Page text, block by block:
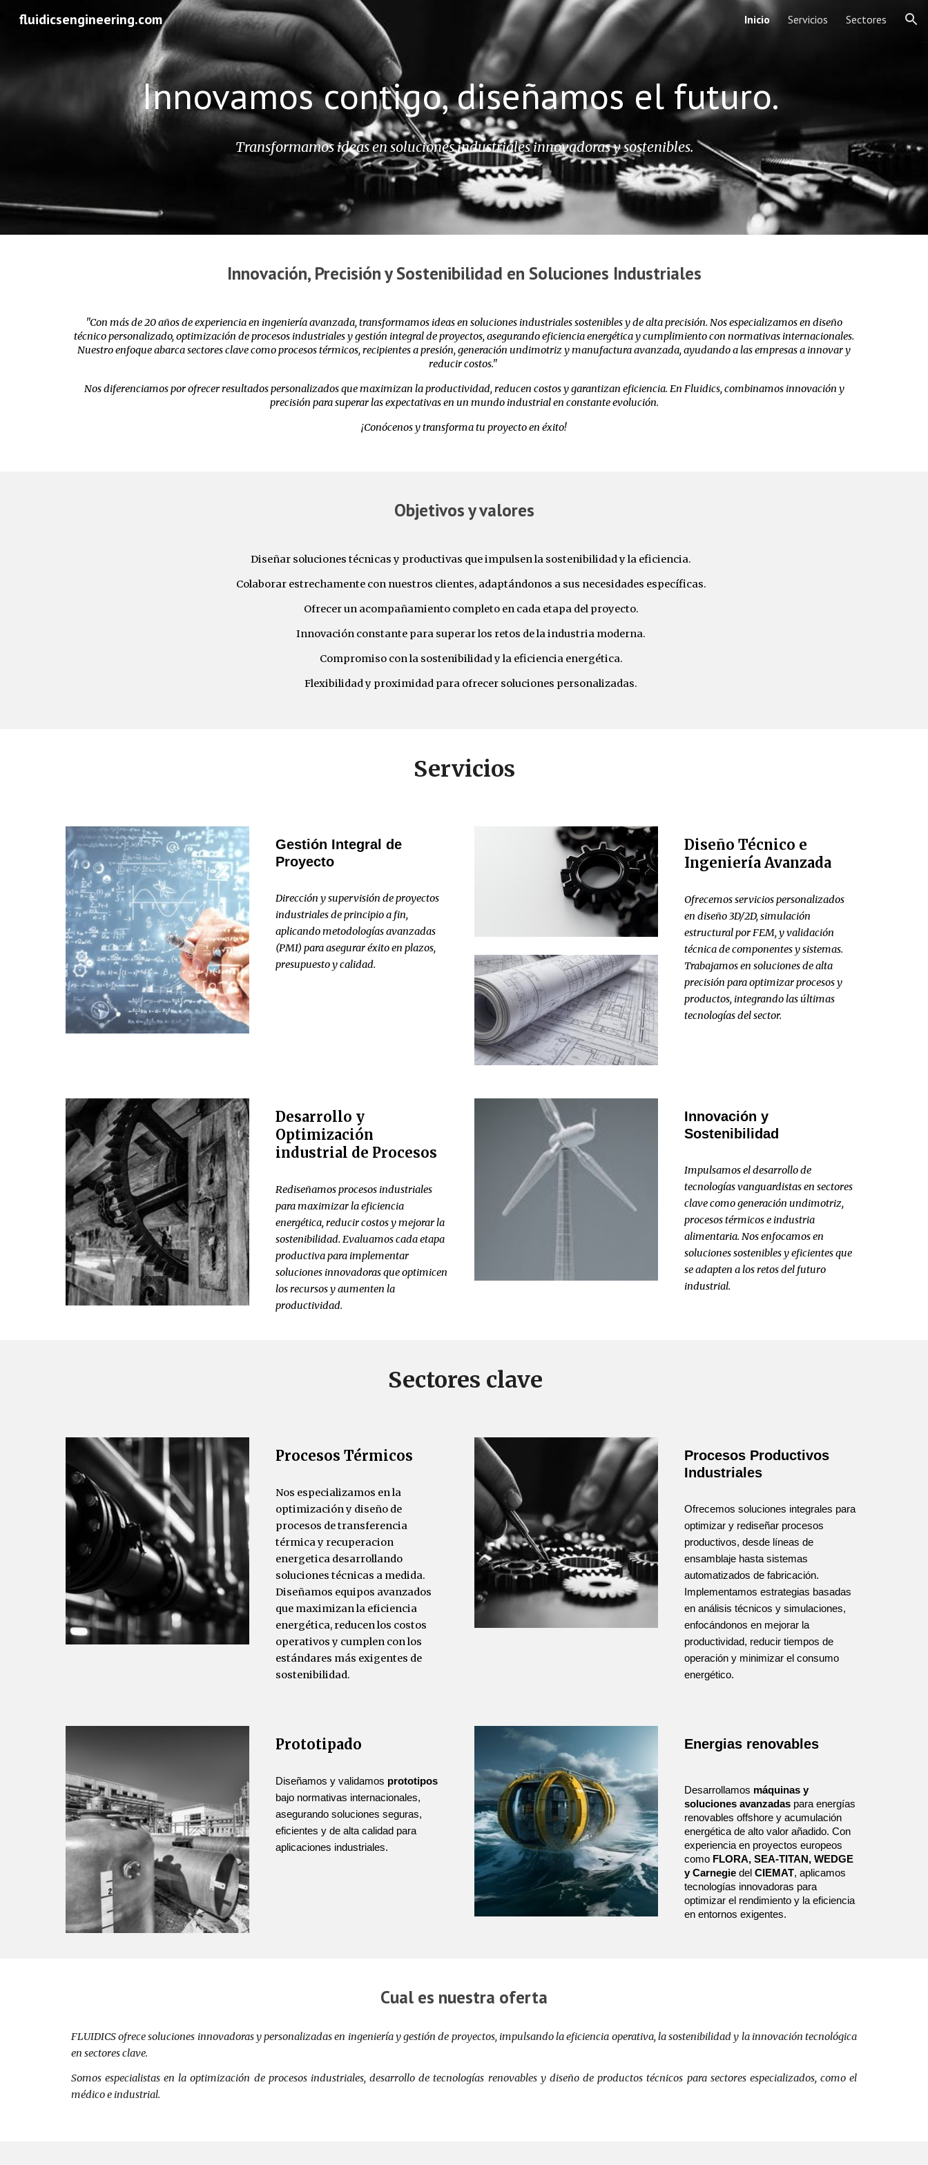
Skip to main content Skip to navigation
fluidicsengineering.com Inicio Servicios Sectores
Innovamos contigo, diseñamos el futuro.
Transformamos ideas en soluciones industriales innovadoras y sostenibles.
Innovación, Precisión y Sostenibilidad en Soluciones Industriales
"Con más de 20 años de experiencia en ingeniería avanzada, transformamos ideas en soluciones industriales sostenibles y de alta precisión. Nos especializamos en diseño
técnico personalizado, optimización de procesos industriales y gestión integral de proyectos, asegurando eficiencia energética y cumplimiento con normativas internacionales.
Nuestro enfoque abarca sectores clave como procesos térmicos, recipientes a presión, generación undimotriz y manufactura avanzada, ayudando a las empresas a innovar y
reducir costos."
Nos diferenciamos por ofrecer resultados personalizados que maximizan la productividad, reducen costos y garantizan eficiencia. En Fluidics, combinamos innovación y
precisión para superar las expectativas en un mundo industrial en constante evolución.
¡Conócenos y transforma tu proyecto en éxito!
Objetivos y valores
Diseñar soluciones técnicas y productivas que impulsen la sostenibilidad y la eficiencia.
Colaborar estrechamente con nuestros clientes, adaptándonos a sus necesidades específicas.
Ofrecer un acompañamiento completo en cada etapa del proyecto.
Innovación constante para superar los retos de la industria moderna.
Compromiso con la sostenibilidad y la eficiencia energética.
Flexibilidad y proximidad para ofrecer soluciones personalizadas.
Servicios
Gestión Integral de
Proyecto
Dirección y supervisión de proyectos
industriales de principio a fin,
aplicando metodologías avanzadas
(PMI) para asegurar éxito en plazos,
presupuesto y calidad.
Diseño Técnico e
Ingeniería Avanzada
Ofrecemos servicios personalizados
en diseño 3D/2D, simulación
estructural por FEM, y validación
técnica de componentes y sistemas.
Trabajamos en soluciones de alta
precisión para optimizar procesos y
productos, integrando las últimas
tecnologías del sector.
Desarrollo y
Optimización
industrial de Procesos
Rediseñamos procesos industriales
para maximizar la eficiencia
energética, reducir costos y mejorar la
sostenibilidad. Evaluamos cada etapa
productiva para implementar
soluciones innovadoras que optimicen
los recursos y aumenten la
productividad.
Innovación y
Sostenibilidad
Impulsamos el desarrollo de
tecnologías vanguardistas en sectores
clave como generación undimotriz,
procesos térmicos e industria
alimentaria. Nos enfocamos en
soluciones sostenibles y eficientes que
se adapten a los retos del futuro
industrial.
Sectores clave
Procesos Térmicos
Nos especializamos en la
optimización y diseño de
procesos de transferencia
térmica y recuperacion
energetica desarrollando
soluciones técnicas a medida.
Diseñamos equipos avanzados
que maximizan la eficiencia
energética, reducen los costos
operativos y cumplen con los
estándares más exigentes de
sostenibilidad.
Procesos Productivos
Industriales
Ofrecemos soluciones integrales para
optimizar y rediseñar procesos
productivos, desde líneas de
ensamblaje hasta sistemas
automatizados de fabricación.
Implementamos estrategias basadas
en análisis técnicos y simulaciones,
enfocándonos en mejorar la
productividad, reducir tiempos de
operación y minimizar el consumo
energético.
Prototipado
Diseñamos y validamos prototipos
bajo normativas internacionales,
asegurando soluciones seguras,
eficientes y de alta calidad para
aplicaciones industriales.
Energias renovables
Desarrollamos máquinas y
soluciones avanzadaspara energías
renovables offshore y acumulación
energética de alto valor añadido. Con
experiencia en proyectos europeos
como FLORA, SEA-TITAN, WEDGE
y Carnegiedel CIEMAT, aplicamos
tecnologías innovadoras para
optimizar el rendimiento y la eficiencia
en entornos exigentes.
Cual es nuestra oferta
FLUIDICS ofrece soluciones innovadoras y personalizadas en ingeniería y gestión de proyectos, impulsando la eficiencia operativa, la sostenibilidad y la innovación tecnológica
en sectores clave.
Somos especialistas en la optimización de procesos industriales, desarrollo de tecnologías renovables y diseño de productos técnicos para sectores especializados, como el
médico e industrial.